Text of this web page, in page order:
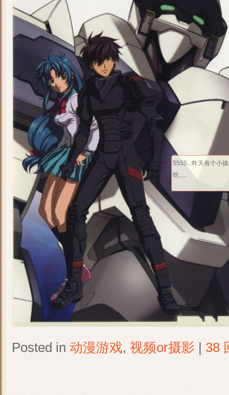
Posted in 动漫游戏, 视频or摄影 | 38
5555...昨天有个小
吃.....